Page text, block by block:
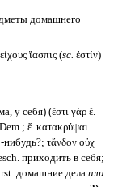
домашнего
ἴασπις (sc. ἐστίν)
у себя) (ἔστι γὰρ ἔ.
ἔ. κατακρύψαι
нибудь?; τἄνδον οὐχ
приходить в себя;
домашние дела или